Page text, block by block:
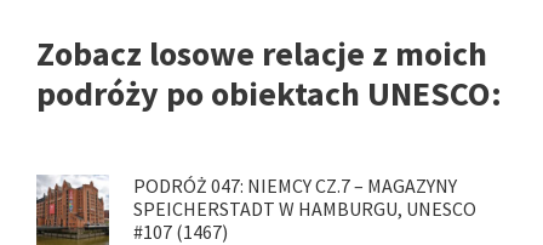
Zobacz losowe relacje z moich
podróży po obiektach UNESCO:
PODRÓŻ 047: NIEMCY CZ.7 – MAGAZYNY
SPEICHERSTADT W HAMBURGU, UNESCO
#107 (1467)